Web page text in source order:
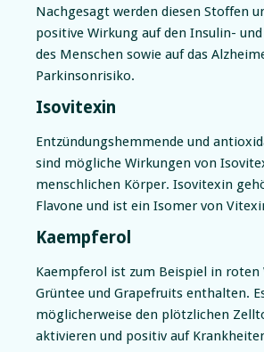
Nachgesagt werden diesen Stoffen
positive Wirkung auf den Insulin-
des Menschen sowie auf das
Parkinsonrisiko.
Isovitexin
Entzündungshemmende und
sind mögliche Wirkungen von
menschlichen Körper. Isovitexin
Flavone und ist ein Isomer von
Kaempferol
Kaempferol ist zum Beispiel in roten
Grüntee und Grapefruits enthalten.
möglicherweise den plötzlichen
aktivieren und positiv auf